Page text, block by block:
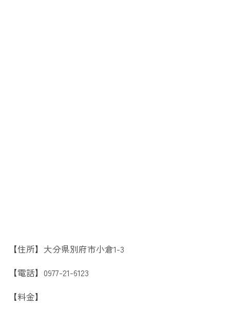
【住所】大分県別府市小倉1-3
【電話】0977-21-6123
【料金】